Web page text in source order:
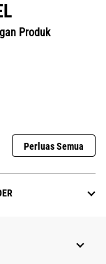
Produk
Perluas Semua